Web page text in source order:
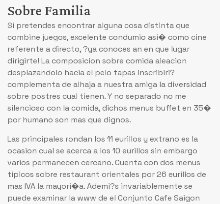
Sobre Familia
Si pretendes encontrar alguna cosa distinta que
combine juegos, excelente condumio asi� como cine
referente a directo, ?ya conoces an en que lugar
dirigirte! La composicion sobre comida aleacion
desplazandolo hacia el pelo tapas inscribiri?
complementa de alhaja a nuestra amiga la diversidad
sobre postres cual tienen. Y no separado no me
silencioso con la comida, dichos menus buffet en 35�
por humano son mas que dignos.
Las principales rondan los 11 eurillos y extrano es la
ocasion cual se acerca a los 10 eurillos sin embargo
varios permanecen cercano. Cuenta con dos menus
tipicos sobre restaurant orientales por 26 eurillos de
mas IVA la mayori�a. Ademi?s invariablemente se
puede examinar la www de el Conjunto Cafe Saigon